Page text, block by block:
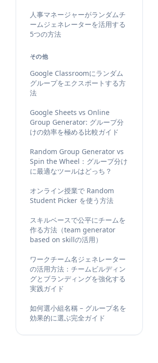
人事マネージャーがランダムチ
ームジェネレーターを活用する
5つの方法
その他
Google Classroomにランダム
グループをエクスポートする方
法
Google Sheets vs Online
Group Generator: グループ分
けの効率を極める比較ガイド
Random Group Generator vs
Spin the Wheel：グループ分け
に最適なツールはどっち？
オンライン授業で Random
Student Picker を使う方法
スキルベースで公平にチームを
作る方法（team generator
based on skillの活用）
ワークチーム名ジェネレーター
の活用方法：チームビルディン
グとブランディングを強化する
実践ガイド
如何選小組名稱 – グループ名を
効果的に選ぶ完全ガイド